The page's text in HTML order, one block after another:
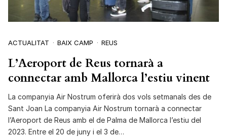
ACTUALITAT BAIX CAMP REUS
L’Aeroport de Reus tornarà a
connectar amb Mallorca l’estiu vinent
La companyia Air Nostrum oferirà dos vols setmanals des de
Sant Joan La companyia Air Nostrum tornarà a connectar
l’Aeroport de Reus amb el de Palma de Mallorca l’estiu del
2023. Entre el 20 de juny i el 3 de…